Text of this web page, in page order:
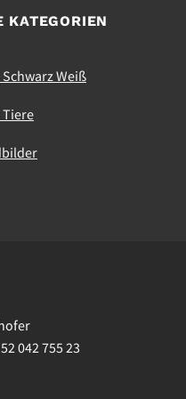
KATEGORIEN
Weiß
042 755 23